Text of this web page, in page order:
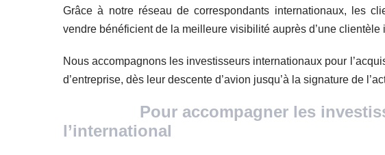
Grâce à notre réseau de correspondants internationaux, les
vendre bénéficient de la meilleure visibilité auprès d’une clientèle
Nous accompagnons les investisseurs internationaux pour
d’entreprise, dès leur descente d’avion jusqu’à la signature de
Pour accompagner les
l’international